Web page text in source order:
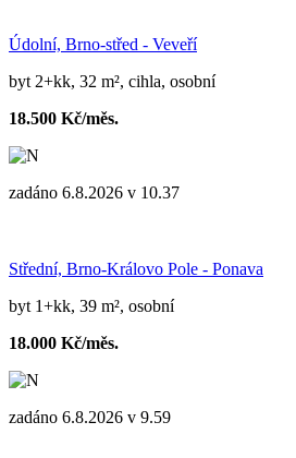
Údolní, Brno-střed - Veveří
byt 2+kk, 32 m², cihla, osobní
18.500 Kč/měs.
zadáno 6.8.2026 v 10.37
Střední, Brno-Královo Pole - Ponava
byt 1+kk, 39 m², osobní
18.000 Kč/měs.
zadáno 6.8.2026 v 9.59